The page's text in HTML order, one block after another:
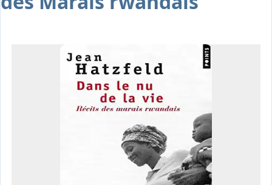
Association
Interprétariat
Ressources